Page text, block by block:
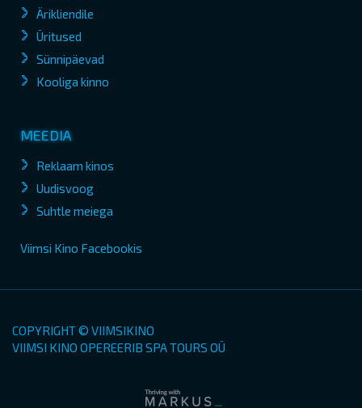
Ärikliendile
Üritused
Sünnipäevad
Kooliga kinno
MEEDIA
Reklaam kinos
Uudisvoog
Suhtle meiega
Viimsi Kino Facebookis
COPYRIGHT © VIIMSIKINO
VIIMSI KINO OPEREERIB SPA TOURS OÜ